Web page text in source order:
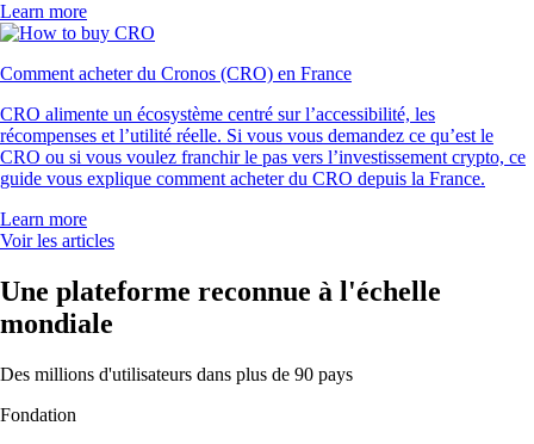
Learn more
Comment acheter du Cronos (CRO) en France
CRO alimente un écosystème centré sur l’accessibilité, les
récompenses et l’utilité réelle. Si vous vous demandez ce qu’est le
CRO ou si vous voulez franchir le pas vers l’investissement crypto, ce
guide vous explique comment acheter du CRO depuis la France.
Learn more
Voir les articles
Une plateforme reconnue à l'échelle
mondiale
Des millions d'utilisateurs dans plus de 90 pays
Fondation